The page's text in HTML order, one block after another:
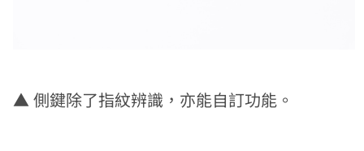
▲側鍵除了指紋辨識，亦能自訂功能。